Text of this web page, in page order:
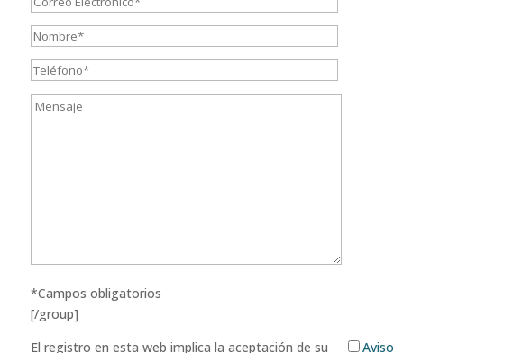
*Campos obligatorios
[/group]
El registro en esta web implica la aceptación de su
Aviso